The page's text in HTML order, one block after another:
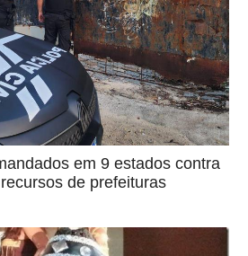
em 9 estados contra
de prefeituras